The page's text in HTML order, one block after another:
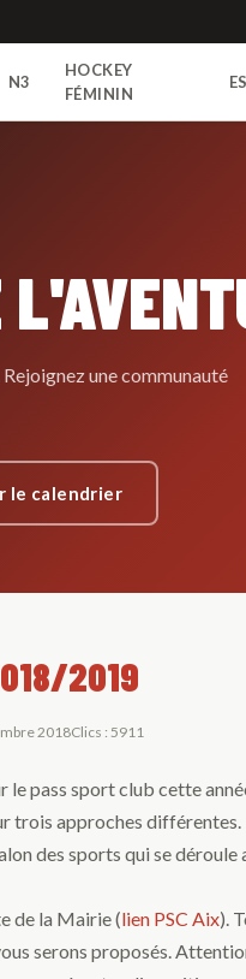
N3
HOCKEY
FÉMININ
une communauté
le calendrier
2019
2018Clics : 5911
pass sport club cette
trois approches différentes.
des sports qui se déroule
de la Mairie (lien PSC Aix).
serons proposés.